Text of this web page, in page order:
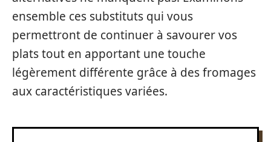
ensemble ces substituts qui vous
permettront de continuer à savourer vos
plats tout en apportant une touche
légèrement différente grâce à des fromages
aux caractéristiques variées.